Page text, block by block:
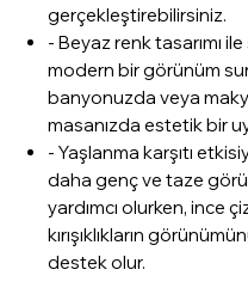
gerçekleştirebilirsiniz.
- Beyaz renk tasarımı ile
modern bir görünüm
banyonuzda veya
masanızda estetik bir
- Yaşlanma karşıtı
daha genç ve taze
yardımcı olurken, ince
kırışıklıkların
destek olur.